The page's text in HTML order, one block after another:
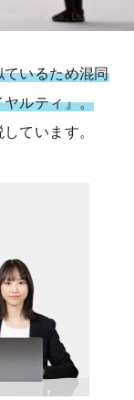
いるため混同
ルティ』。
ています。